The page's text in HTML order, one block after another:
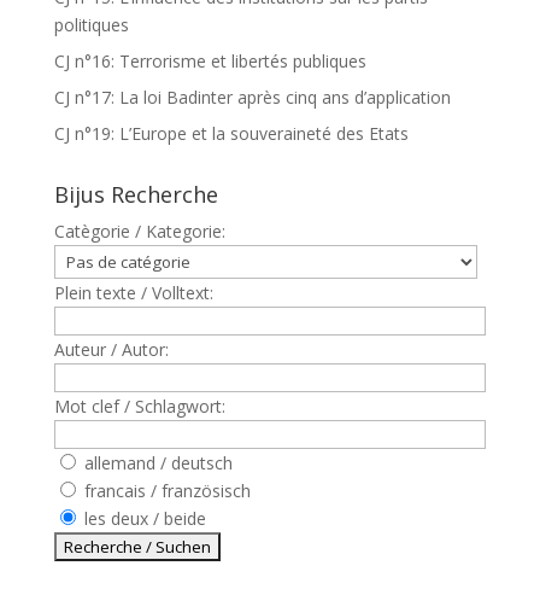
politiques
CJ n°16: Terrorisme et libertés publiques
CJ n°17: La loi Badinter après cinq ans d’application
CJ n°19: L’Europe et la souveraineté des Etats
Bijus Recherche
Catègorie / Kategorie:
Plein texte / Volltext:
Auteur / Autor:
Mot clef / Schlagwort:
allemand / deutsch
francais / französisch
les deux / beide